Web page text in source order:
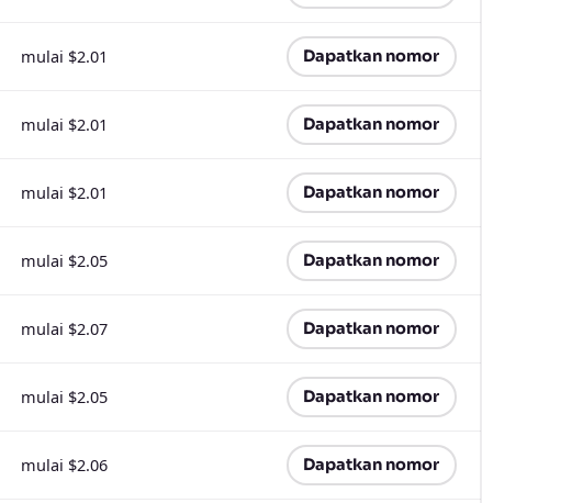
mulai $2.01 Dapatkan nomor
mulai $2.01 Dapatkan nomor
mulai $2.01 Dapatkan nomor
mulai $2.05 Dapatkan nomor
mulai $2.07 Dapatkan nomor
mulai $2.05 Dapatkan nomor
mulai $2.06 Dapatkan nomor